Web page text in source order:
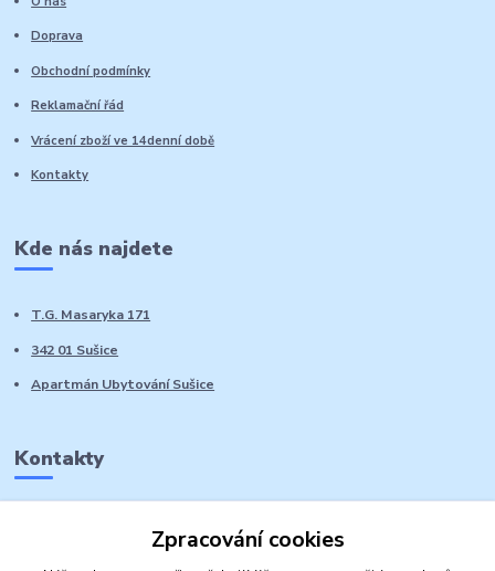
Doprava
Obchodní podmínky
Reklamační řád
Vrácení zboží ve 14denní době
Kontakty
Kde nás najdete
T.G. Masaryka 171
342 01 Sušice
Apartmán Ubytování Sušice
Kontakty
Zpracování cookies